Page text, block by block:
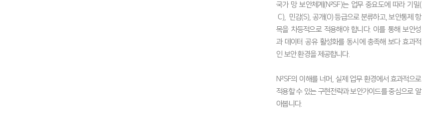
국가 망 보안체계(N²SF)는 업무 중요도에 따라 기밀(
C), 민감(S), 공개(O) 등급으로 분류하고, 보안통제 항
목을 차등적으로 적용해야 합니다. 이를 통해 보안성
과 데이터 공유 활성화를 동시에 충족해 보다 효과적
인 보안 환경을 제공합니다.
N²SF의 이해를 너머, 실제 업무 환경에서 효과적으로
적용할 수 있는 구현전략과 보안가이드를 중심으로 알
아봅니다.